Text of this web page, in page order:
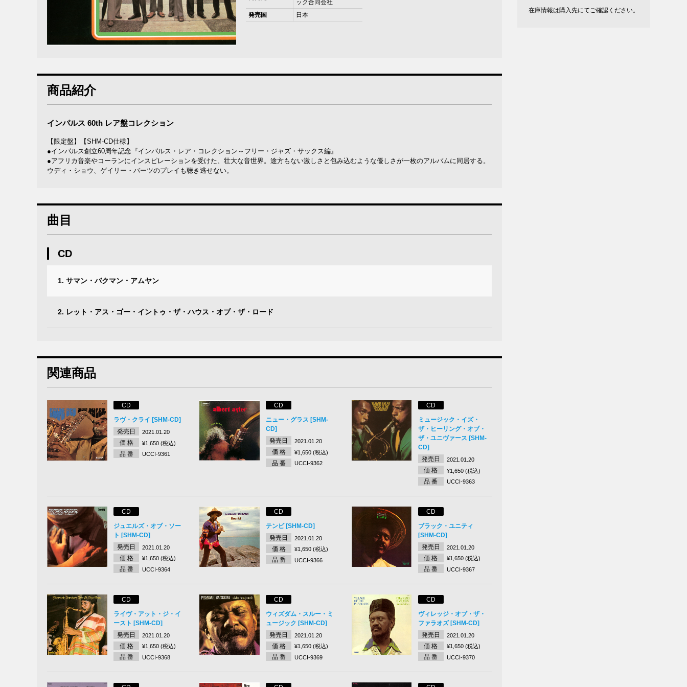
ック合同会社
発売国
日本
商品紹介
インパルス 60th レア盤コレクション
【限定盤】【SHM-CD仕様】
●インパルス創立60周年記念『インパルス・レア・コレクション～フリー・ジャズ・サックス編』
●アフリカ音楽やコーランにインスピレーションを受けた、壮大な音世界。途方もない激しさと包み込むような優しさが一枚のアルバムに同居する。
ウディ・ショウ、ゲイリー・バーツのプレイも聴き逃せない。
曲目
CD
1. サマン・バクマン・アムヤン
2. レット・アス・ゴー・イントゥ・ザ・ハウス・オブ・ザ・ロード
関連商品
CD
ラヴ・クライ [SHM-CD]
発売日
2021.01.20
価 格 ¥1,650 (税込)
品 番 UCCI-9361
CD
ニュー・グラス [SHM-
CD]
発売日
2021.01.20
価 格 ¥1,650 (税込)
品 番 UCCI-9362
CD
ミュージック・イズ・
ザ・ヒーリング・オブ・
ザ・ユニヴァース [SHM-
CD]
発売日
2021.01.20
価 格 ¥1,650 (税込)
品 番 UCCI-9363
CD
ジュエルズ・オブ・ソー
ト [SHM-CD]
発売日
2021.01.20
価 格 ¥1,650 (税込)
品 番 UCCI-9364
CD
テンビ [SHM-CD]
発売日
2021.01.20
価 格 ¥1,650 (税込)
品 番 UCCI-9366
CD
ブラック・ユニティ
[SHM-CD]
発売日
2021.01.20
価 格 ¥1,650 (税込)
品 番 UCCI-9367
CD
ライヴ・アット・ジ・イ
ースト [SHM-CD]
発売日
2021.01.20
価 格 ¥1,650 (税込)
品 番 UCCI-9368
CD
ウィズダム・スルー・ミ
ュージック [SHM-CD]
発売日
2021.01.20
価 格 ¥1,650 (税込)
品 番 UCCI-9369
CD
ヴィレッジ・オブ・ザ・
ファラオズ [SHM-CD]
発売日
2021.01.20
価 格 ¥1,650 (税込)
品 番 UCCI-9370
在庫情報は購入先にてご確認ください。